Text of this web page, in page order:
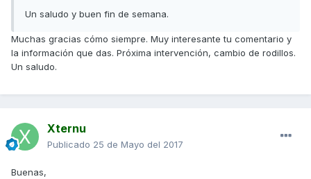
Un saludo y buen fin de semana.
Muchas gracias cómo siempre. Muy interesante tu comentario y
la información que das. Próxima intervención, cambio de rodillos.
Un saludo.
Xternu
Publicado 25 de Mayo del 2017
Buenas,